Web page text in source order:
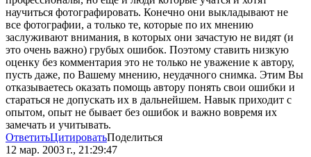
научиться фотографировать. Конечно они выкладывают не
все фотографии, а только те, которые по их мнению
заслуживают внимания, в которых они зачастую не видят (и
это очень важно) грубых ошибок. Поэтому ставить низкую
оценку без комментария это не только не уважение к автору,
пусть даже, по Вашему мнению, неудачного снимка. Этим Вы
отказываетесь оказать помощь автору понять свои ошибки и
стараться не допускать их в дальнейшем. Навык приходит с
опытом, опыт не бывает без ошибок и важно вовремя их
замечать и учитывать.
ОтветитьЦитироватьПоделиться
12 мар. 2003 г., 21:29:47